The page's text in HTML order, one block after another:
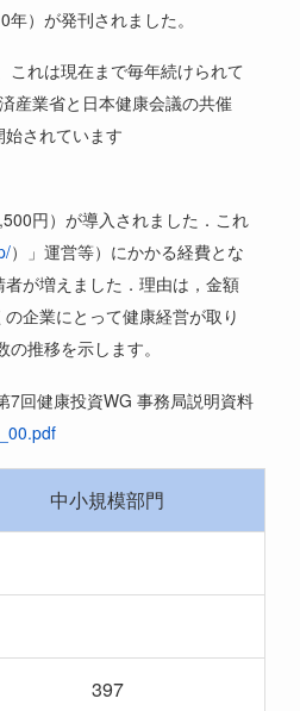
年）が発刊されました。
これは現在まで毎年続けられて
産業省と日本健康会議の共催
されています
円）が導入されました．これ
）」運営等）にかかる経費とな
が増えました．理由は，金額
企業にとって健康経営が取り
推移を示します。
7回健康投資WG 事務局説明資料
中小規模部門
397